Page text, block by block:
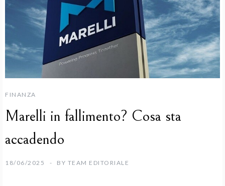
FINANZA
Marelli in fallimento? Cosa sta
accadendo
18/06/2025 BY TEAM EDITORIALE